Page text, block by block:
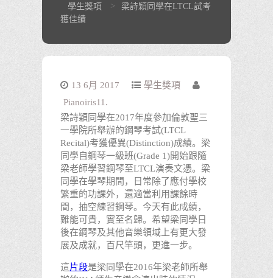
學生獎項 >
梁詩穎同學在LTCL試考
獲佳績
13 6月 2017
學生獎項
Pianoiris11.
梁詩穎同學在2017年度參加倫敦聖三
一學院所舉辦的鋼琴考試(LTCL
Recital)考獲優異(Distinction)成績。梁
同學自鋼琴一級班(Grade 1)開始跟隨
梁老師學習鋼琴至LTCL演奏文憑。梁
同學在學琴期間，日常除了應付學校
繁重的功課外，還適當利用課餘時
間，抽空練習鋼琴。今天有此成績，
難能可貴，實至名歸。希望梁同學日
後在鋼琴及其他音樂領域上有更大發
展及成就，百尺竿頭，更進一步。
這片段是梁同學在2016年梁老師所舉